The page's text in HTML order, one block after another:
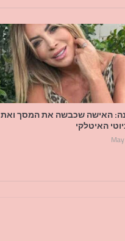
האישה שכבשה את המסך ואת
האיטלקי